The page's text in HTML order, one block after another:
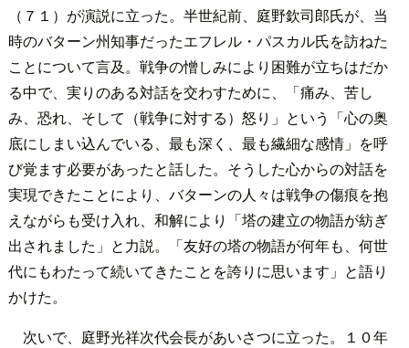
（７１）が演説に立った。半世紀前、庭野欽司郎氏が、当
時のバターン州知事だったエフレル・パスカル氏を訪ねた
ことについて言及。戦争の憎しみにより困難が立ちはだか
る中で、実りのある対話を交わすために、「痛み、苦し
み、恐れ、そして（戦争に対する）怒り」という「心の奥
底にしまい込んでいる、最も深く、最も繊細な感情」を呼
び覚ます必要があったと話した。そうした心からの対話を
実現できたことにより、バターンの人々は戦争の傷痕を抱
えながらも受け入れ、和解により「塔の建立の物語が紡ぎ
出されました」と力説。「友好の塔の物語が何年も、何世
代にもわたって続いてきたことを誇りに思います」と語り
かけた。
次いで、庭野光祥次代会長があいさつに立った。１０年